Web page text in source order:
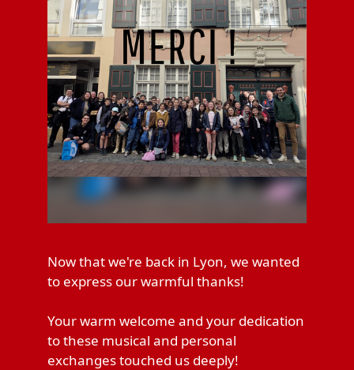
Now that we're back in Lyon, we wanted
to express our warmful thanks!
Your warm welcome and your dedication
to these musical and personal
exchanges touched us deeply!